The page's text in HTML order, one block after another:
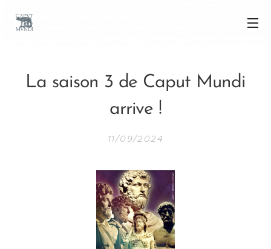
La saison 3 de Caput Mundi
arrive !
11/09/2024